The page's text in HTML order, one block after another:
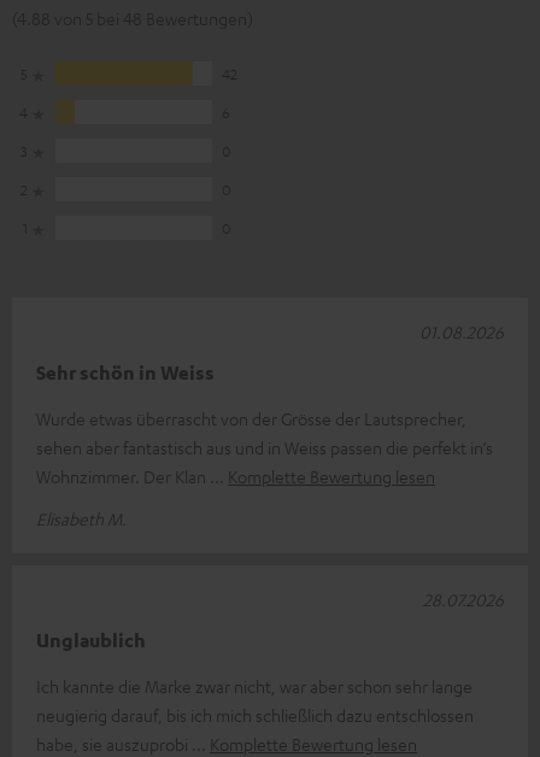
Sehr schön in Weiss
Wurde etwas überrascht von der Grösse der Lautsprecher,
sehen aber fantastisch aus und in Weiss passen die perfekt in‘s
Wohnzimmer. Der Klan
Komplette Bewertung lesen
Elisabeth M.
01.08.2026
Unglaublich
Ich kannte die Marke zwar nicht, war aber schon sehr lange
neugierig darauf, bis ich mich schließlich dazu entschlossen
habe, sie auszuprobi
Komplette Bewertung lesen
28.07.2026